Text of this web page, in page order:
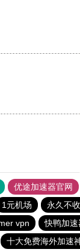
优途加速器官网
1元机场 永久不
vpn 快鸭加速
十大免费海外加速神